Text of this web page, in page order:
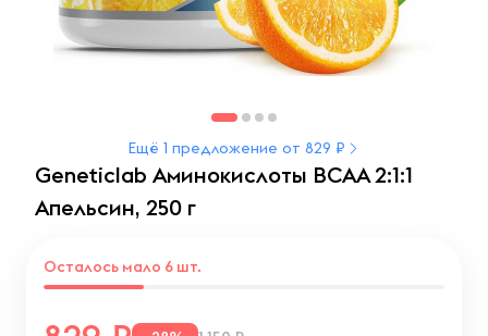
Ещё 1 предложение от 829 ₽
Geneticlab Аминокислоты BCAA 2:1:1
Апельсин, 250 г
Осталось мало 6 шт.